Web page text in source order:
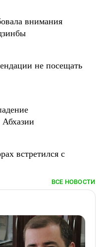
внимания
не посещать
встретился с
ВСЕ НОВОСТИ